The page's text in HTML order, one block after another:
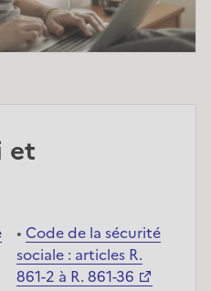
et
Code de la sécurité
sociale : articles R.
861-2 à R. 861-36